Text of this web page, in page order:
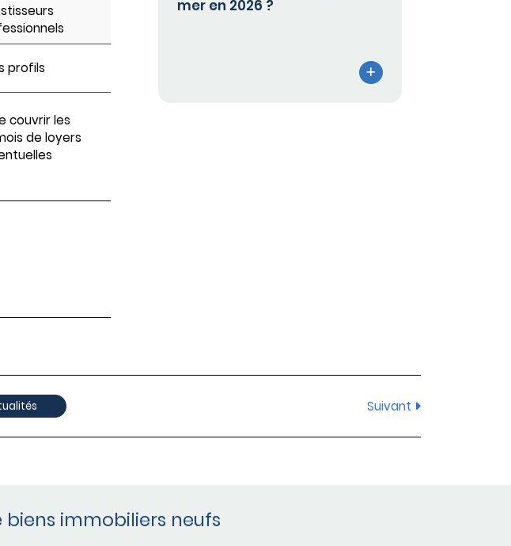
profils
couvrir les
de loyers
mer en 2026 ?
Suivant
immobiliers neufs